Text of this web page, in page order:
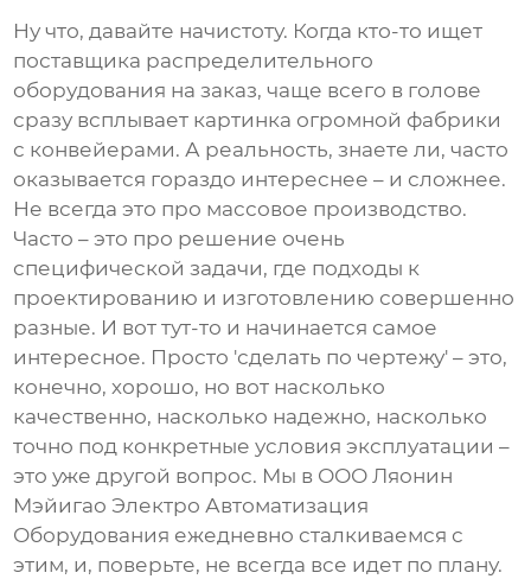
Ну что, давайте начистоту. Когда кто-то ищет
поставщика распределительного
оборудования на заказ, чаще всего в голове
сразу всплывает картинка огромной фабрики
с конвейерами. А реальность, знаете ли, часто
оказывается гораздо интереснее – и сложнее.
Не всегда это про массовое производство.
Часто – это про решение очень
специфической задачи, где подходы к
проектированию и изготовлению совершенно
разные. И вот тут-то и начинается самое
интересное. Просто 'сделать по чертежу' – это,
конечно, хорошо, но вот насколько
качественно, насколько надежно, насколько
точно под конкретные условия эксплуатации –
это уже другой вопрос. Мы в ООО Ляонин
Мэйигао Электро Автоматизация
Оборудования ежедневно сталкиваемся с
этим, и, поверьте, не всегда все идет по плану.